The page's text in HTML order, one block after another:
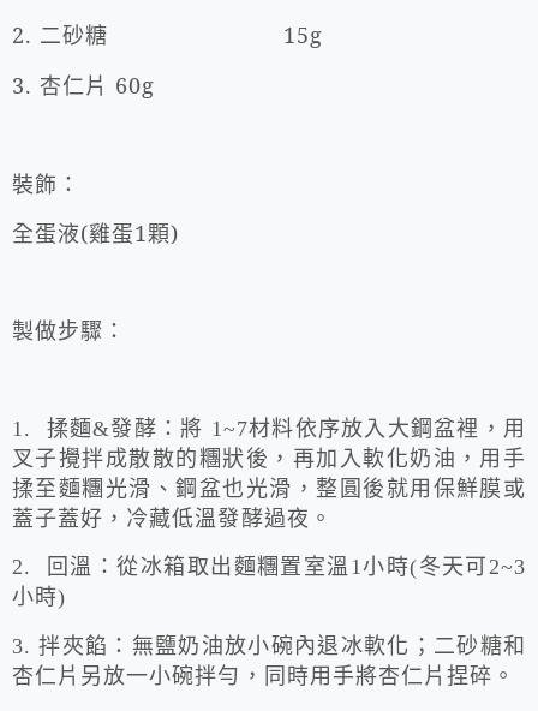
2. 二砂糖 15g
3. 杏仁片 60g
裝飾：
全蛋液(雞蛋1 顆)
製做步驟：
1. 揉麵&發酵：將 1~7材料依序放入大鋼盆裡，用
叉子攪拌成散散的糰狀後，再加入軟化奶油，用手
揉至麵糰光滑、鋼盆也光滑，整圓後就用保鮮膜或
蓋子蓋好，冷藏低溫發酵過夜。
2.
回溫：從冰箱取出麵糰置室溫 1 小時(冬天可 2~3
小時)
3.拌夾餡：無鹽奶油放小碗內退冰軟化；二砂糖和
杏仁片另放一小碗拌勻，同時用手將杏仁片捏碎。